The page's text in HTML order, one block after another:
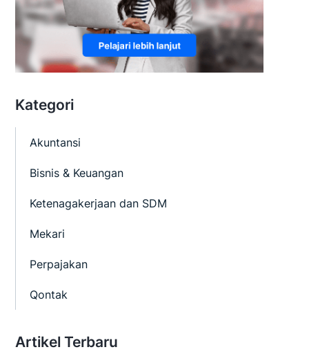
Kategori
Akuntansi
Bisnis & Keuangan
Ketenagakerjaan dan SDM
Mekari
Perpajakan
Qontak
Artikel Terbaru